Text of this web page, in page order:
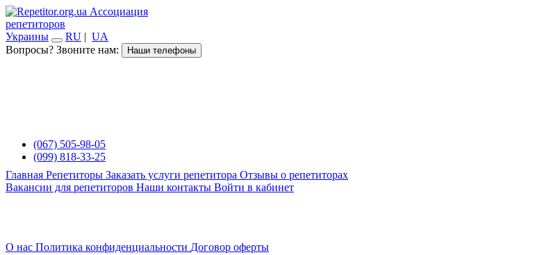
Ассоциация
репетиторов
Украины
RU | UA
Вопросы? Звоните нам:
Наши телефоны
(067) 505-98-05
(099) 818-33-25
Главная Репетиторы Заказать услуги репетитора Отзывы о репетиторах
Вакансии для репетиторов Наши контакты Войти в кабинет
О нас Политика конфиденциальности Договор оферты